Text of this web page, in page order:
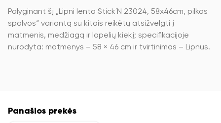
Palyginant šį „Lipni lenta Stick´N 23024, 58x46cm, pilkos
spalvos“ variantą su kitais reikėtų atsižvelgti į
matmenis, medžiagą ir lapelių kiekį; specifikacijoje
nurodyta: matmenys – 58 × 46 cm ir tvirtinimas – Lipnus.
Panašios prekės